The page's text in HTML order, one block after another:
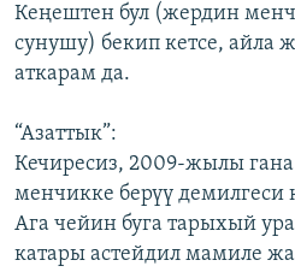
Кеңештен бул (жердин
сунушу) бекип кетсе,
аткарам да.
“Азаттык”:
Кечиресиз, 2009-жылы
менчикке берүү демилгеси
Ага чейин буга тарыхый
катары астейдил мамиле